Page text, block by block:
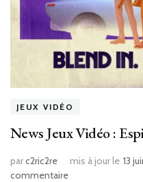
JEUX VIDÉO
News Jeux Vidéo :
parc2ric2re mis à jour le 13
commentairesur